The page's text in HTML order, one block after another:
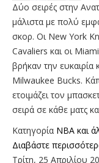
Δύο σειρές στην
μάλιστα με πολύ
σκορ. Oι New York
Cavaliers και οι
βρήκαν την
Milwaukee Bucks.
ετοιμάζει τον
σειρά σε κάθε ματς
Κατηγορία NBA και
Διαβάστε
Τρίτη, 25 Απριλίου